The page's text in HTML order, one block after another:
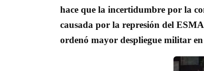
hace que la incertidumbre por la
causada por la represión del
ordenó mayor despliegue militar